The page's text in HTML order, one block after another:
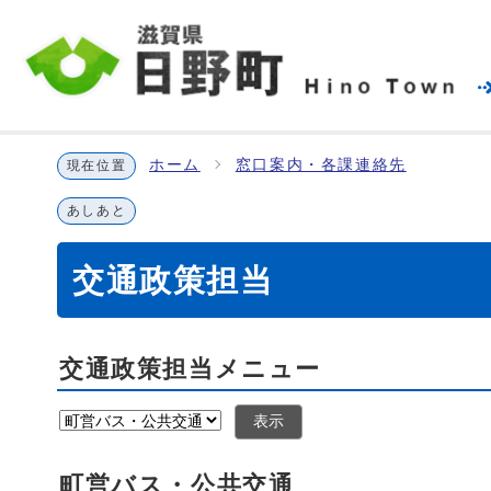
現在位置 ホーム 窓口案内・各課連絡先
あしあと
交通政策担当
交通政策担当メニュー
表示
町営バス・公共交通